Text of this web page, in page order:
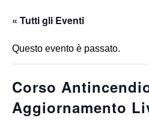
« Tutti gli Eventi
Questo evento è passato.
Corso
Aggiornamento